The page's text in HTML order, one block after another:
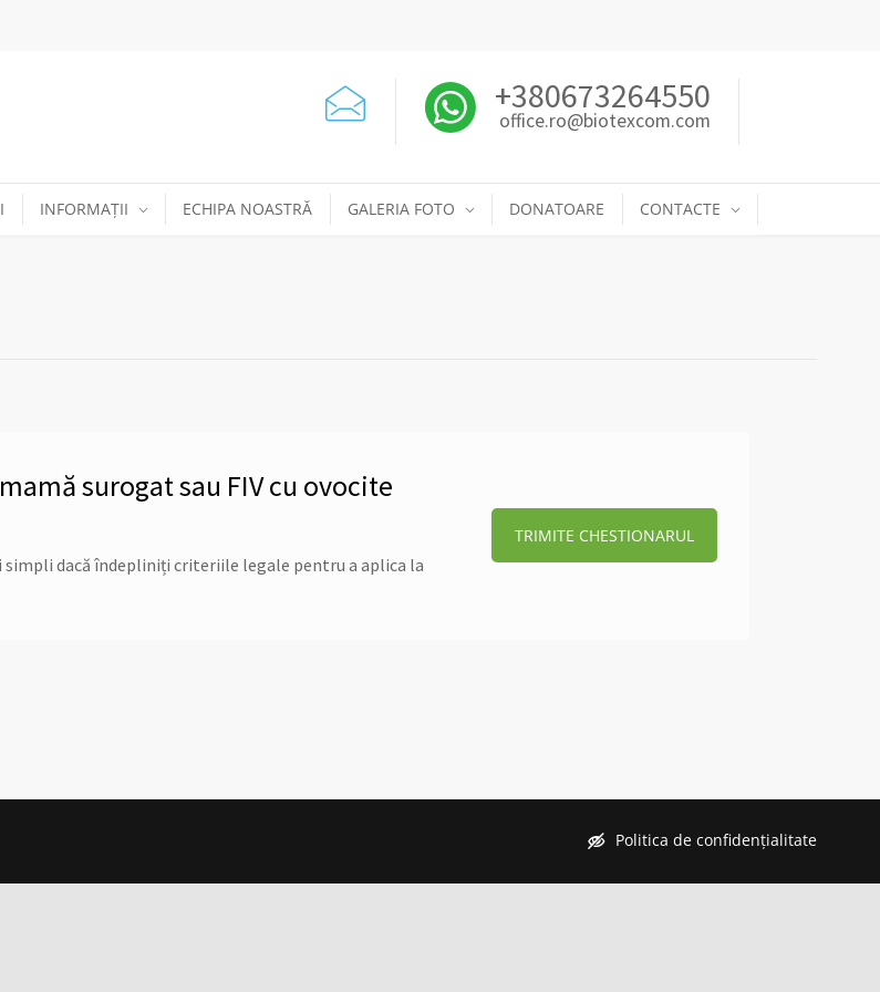
+380673264550
office.ro@biotexcom.com
INFORMAȚII ECHIPA NOASTRĂ GALERIA FOTO DONATOARE CONTACTE
surogat sau FIV cu ovocite
dacă îndepliniți criteriile legale pentru a aplica la
TRIMITE CHESTIONARUL
Politica de confidențialitate